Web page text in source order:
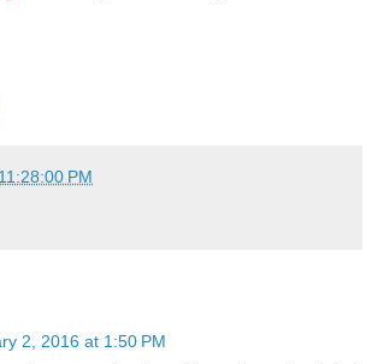
11:28:00 PM
2, 2016 at 1:50 PM